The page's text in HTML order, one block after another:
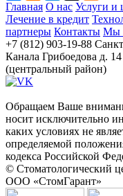
Главная О нас Услуги и
Лечение в кредит
партнеры Контакты Мы
+7 (812) 903-19-88
Канала Грибоедова д. 14
(центральный район)
Обращаем Ваше
носит исключительно
каких условиях не
определяемой
кодекса Российской
© Стоматологический
ООО «СтомГарант»